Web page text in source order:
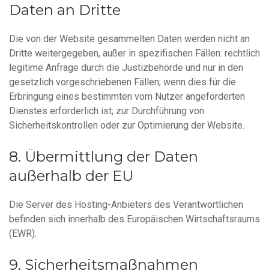
Daten an Dritte
Die von der Website gesammelten Daten werden nicht an
Dritte weitergegeben, außer in spezifischen Fällen: rechtlich
legitime Anfrage durch die Justizbehörde und nur in den
gesetzlich vorgeschriebenen Fällen; wenn dies für die
Erbringung eines bestimmten vom Nutzer angeforderten
Dienstes erforderlich ist; zur Durchführung von
Sicherheitskontrollen oder zur Optimierung der Website.
Übermittlung der Daten
außerhalb der EU
Die Server des Hosting-Anbieters des Verantwortlichen
befinden sich innerhalb des Europäischen Wirtschaftsraums
(EWR).
Sicherheitsmaßnahmen